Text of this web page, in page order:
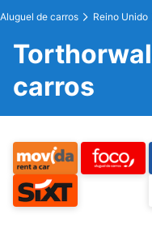
Aluguel de carros Reino Unido
carros